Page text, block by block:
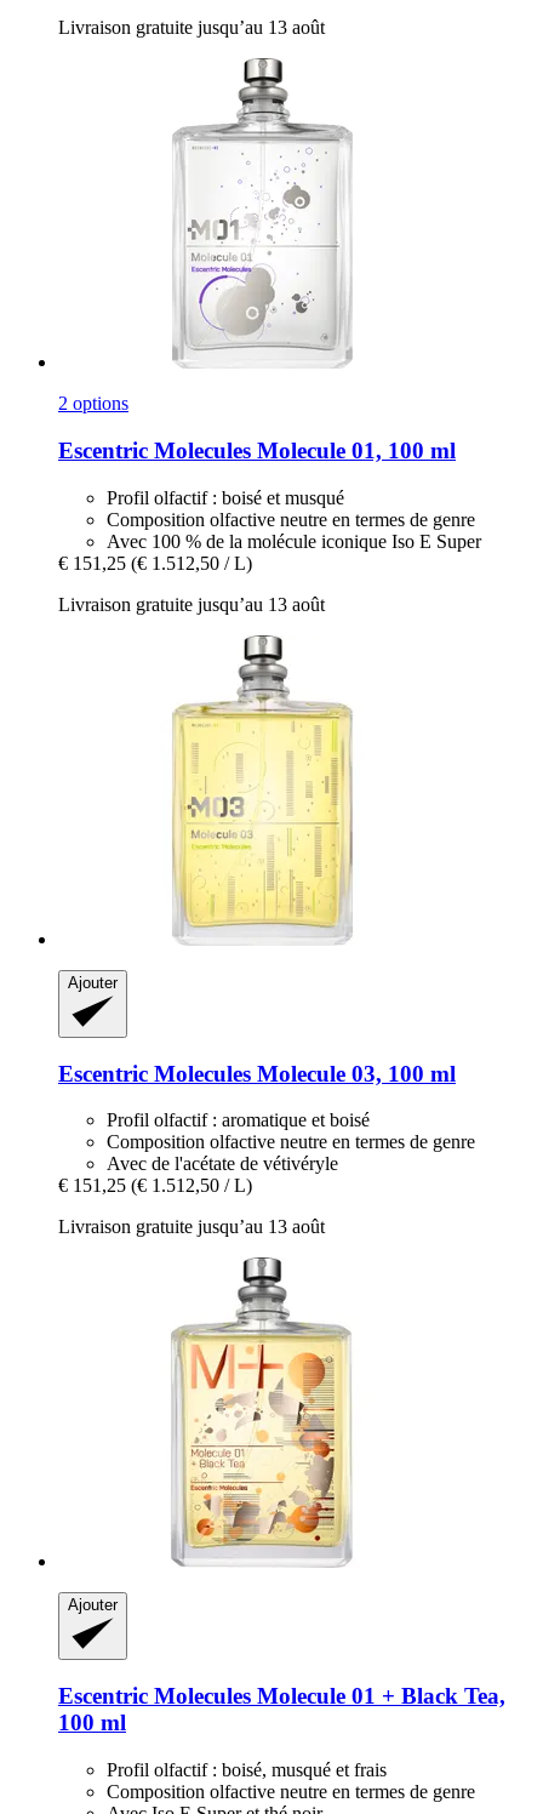
Livraison gratuite jusqu’au 13 août
2 options
Escentric Molecules Molecule 01, 100 ml
Profil olfactif : boisé et musqué
Composition olfactive neutre en termes de genre
Avec 100 % de la molécule iconique Iso E Super
€ 151,25 (€ 1.512,50 / L)
Livraison gratuite jusqu’au 13 août
Ajouter
Escentric Molecules Molecule 03, 100 ml
Profil olfactif : aromatique et boisé
Composition olfactive neutre en termes de genre
Avec de l'acétate de vétivéryle
€ 151,25 (€ 1.512,50 / L)
Livraison gratuite jusqu’au 13 août
Ajouter
Escentric Molecules Molecule 01 + Black Tea,
100 ml
Profil olfactif : boisé, musqué et frais
Composition olfactive neutre en termes de genre